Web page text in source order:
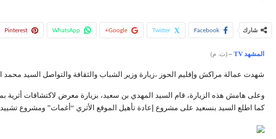
شارك Facebook
Twitter
Google+
WhatsApp
Pinterest
المشهد TV – (ت. م)
شهدت عمالة مراكش وإقليم الحوز ،زيارة وزير الشباب والثقافة والتواصل السيد
كما اطلع السيد بنسعيد على مشروع إعادة تأهيل الموقع الأثري “أغمات” ومشروع